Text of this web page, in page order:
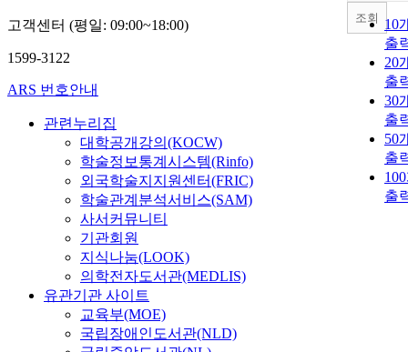
10
출
20
출
30
출
50
출
출
조회
고객센터 (평일: 09:00~18:00)
1599-3122
ARS 번호안내
관련누리집
대학공개강의(KOCW)
학술정보통계시스템(Rinfo)
외국학술지지원센터(FRIC)
학술관계분석서비스(SAM)
사서커뮤니티
기관회원
지식나눔(LOOK)
의학전자도서관(MEDLIS)
유관기관 사이트
교육부(MOE)
국립장애인도서관(NLD)